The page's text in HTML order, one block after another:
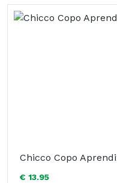
Chicco Copo
€ 13.95